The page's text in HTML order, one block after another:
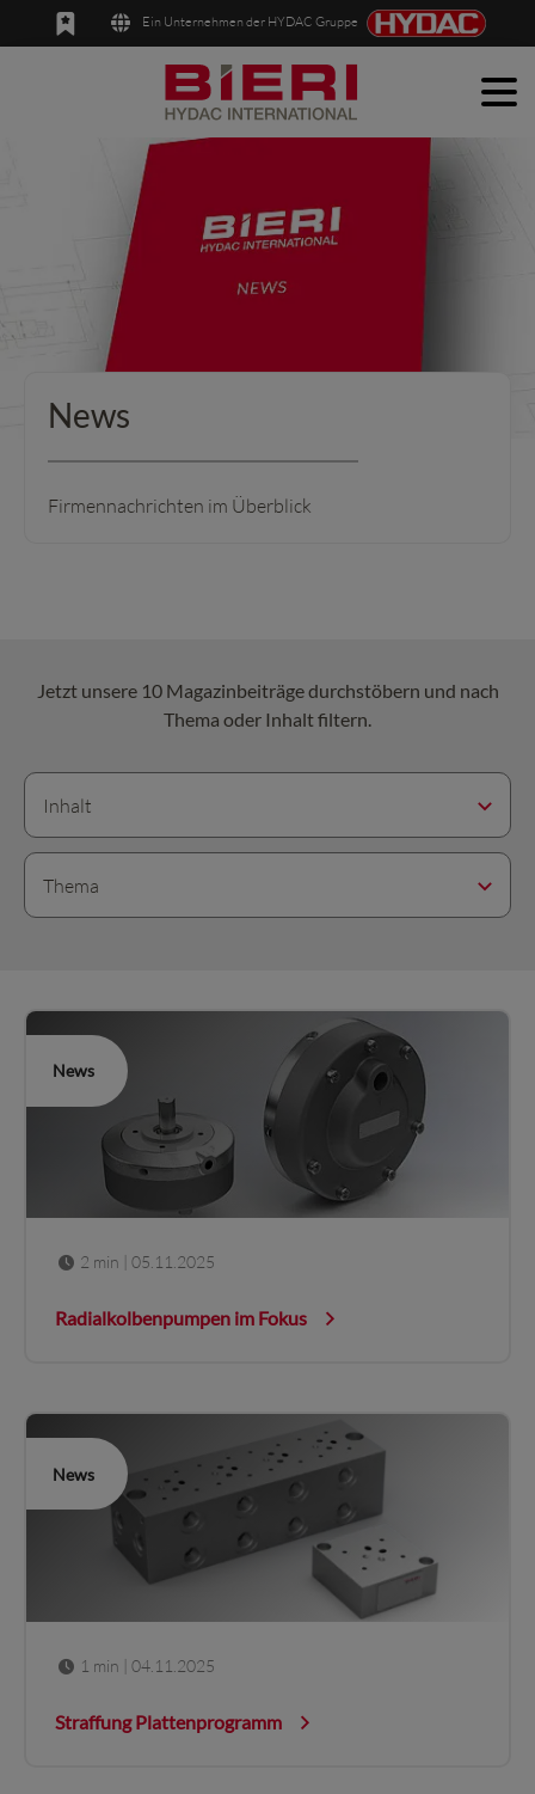
Deutsch
Ein Unternehmen der HYDAC Gruppe
Anwendungen
Unternehmen
News
Firmennachrichten im Überblick
Jetzt unsere 10 Magazinbeiträge durchstöbern und nach
Thema oder Inhalt filtern.
Inhalt
Thema
News
2 min | 05.11.2025
Radialkolbenpumpen im Fokus
News
1 min | 04.11.2025
Straffung Plattenprogramm